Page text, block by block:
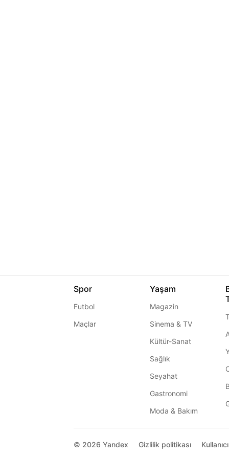
Spor
Futbol
Maçlar
Yaşam
Magazin
Sinema & TV
Kültür-Sanat
Sağlık
Seyahat
Gastronomi
Moda & Bakım
© 2026 Yandex Gizlilik politikası